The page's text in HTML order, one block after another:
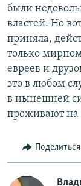
были
властей. Но
приняла,
только
евреев и
это в любом
в нынешней
проживают на
Поделиться